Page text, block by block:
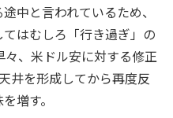
中と言われているため、
はむしろ「行き過ぎ」の
、米ドル安に対する修正
井を形成してから再度反
増す。